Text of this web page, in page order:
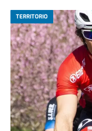
TERRITORIO